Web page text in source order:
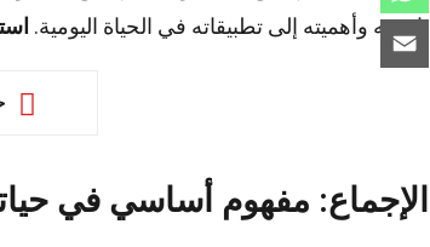
تاريخه وأهميته إلى تطبيقاته في الحياة اليومية.
الإجماع: مفهوم أساسي في